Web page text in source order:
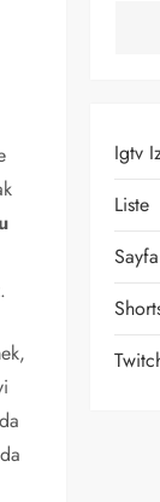
Igtv
Liste